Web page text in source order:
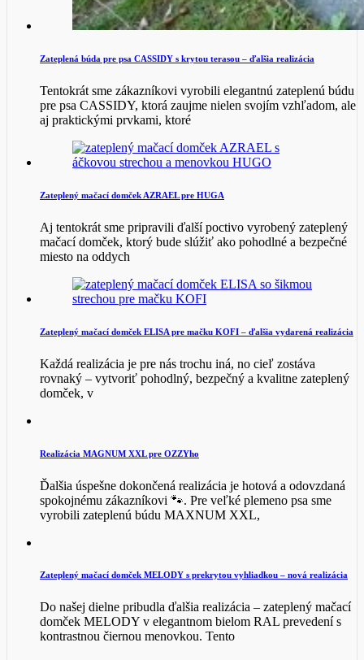
Zateplená búda pre psa CASSIDY s krytou terasou – ďalšia realizácia
Tentokrát sme zákazníkovi vyrobili elegantnú zateplenú búdu
pre psa CASSIDY, ktorá zaujme nielen svojím vzhľadom, ale
aj praktickými prvkami, ktoré
Zateplený mačací domček AZRAEL pre HUGA
Aj tentokrát sme pripravili ďalší poctivo vyrobený zateplený
mačací domček, ktorý bude slúžiť ako pohodlné a bezpečné
miesto na oddych
Zateplený mačací domček ELISA pre mačku KOFI – ďalšia vydarená realizácia
Každá realizácia je pre nás trochu iná, no cieľ zostáva
rovnaký – vytvoriť pohodlný, bezpečný a kvalitne zateplený
domček, v
Realizácia MAGNUM XXL pre OZZYho
Ďalšia úspešne dokončená realizácia je hotová a odovzdaná
spokojnému zákazníkovi 🐾. Pre veľké plemeno psa sme
vyrobili zateplenú búdu MAXNUM XXL,
Zateplený mačací domček MELODY s prekrytou vyhliadkou – nová realizácia
Do našej dielne pribudla ďalšia realizácia – zateplený mačací
domček MELODY v elegantnom bielom RAL prevedení s
kontrastnou čiernou menovkou. Tento